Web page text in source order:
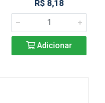
R$ 8,18
Adicionar